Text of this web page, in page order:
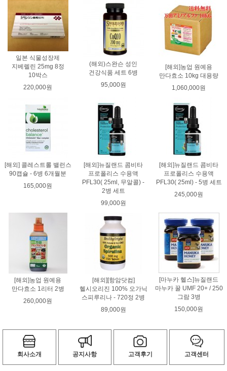
일본 식물성장제
지베렐린 25mg 8정
10박스
220,000원
(해외)스완슨 성인
건강식품 세트 6병
95,000원
[해외]농업 원예용
만다효소 10kg 대용량
1,060,000원
[해외] 콜레스트롤 밸런스
90캡슐 - 6병 6개월분
165,000원
[해외]뉴질랜드 콤비타
프로폴리스 수용액
PFL30( 25ml, 무알콜) -
2병 세트
99,000원
[해외]뉴질랜드 콤비타
프로폴리스 수용액
PFL30( 25ml) - 5병 세트
245,000원
[해외]농업 원예용
만다효소 1리터 2병
260,000원
[해외][항암닷컴]
헬시오리진 100% 오가닉
스피루리나 - 720정 2병
89,000원
[마누카 헬스]뉴질랜드
마누카 꿀 UMF 20+ / 250
그람 3병
150,000원
회사소개 공지사항 고객후기 고객센터